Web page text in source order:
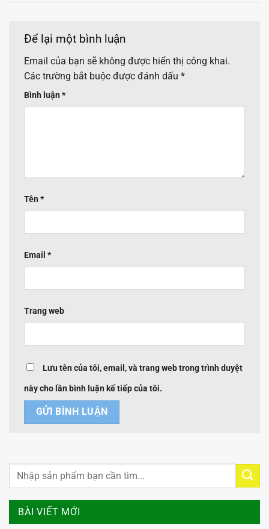
BÀI VIẾT MỚI
Để lại một bình luận
Email của bạn sẽ không được hiển thị công khai.
Các trường bắt buộc được đánh dấu *
Bình luận *
Tên *
Email *
Trang web
Lưu tên của tôi, email, và trang web trong trình duyệt
này cho lần bình luận kế tiếp của tôi.